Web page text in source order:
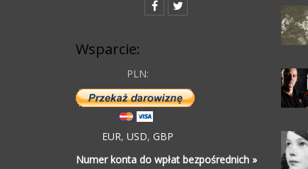
Wsparcie:
PLN:
EUR, USD, GBP
Numer konta do wpłat bezpośrednich »